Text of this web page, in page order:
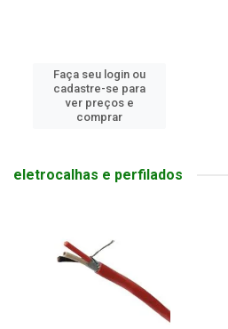
Faça seu login ou
cadastre-se para
ver preços e
comprar
eletrocalhas e perfilados